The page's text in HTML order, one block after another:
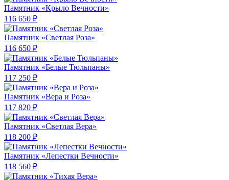
Памятник «Крыло Вечности»
116 650 ₽
Памятник «Светлая Роза»
116 650 ₽
Памятник «Белые Тюльпаны»
117 250 ₽
Памятник «Вера и Роза»
117 820 ₽
Памятник «Светлая Вера»
118 200 ₽
Памятник «Лепестки Вечности»
118 560 ₽